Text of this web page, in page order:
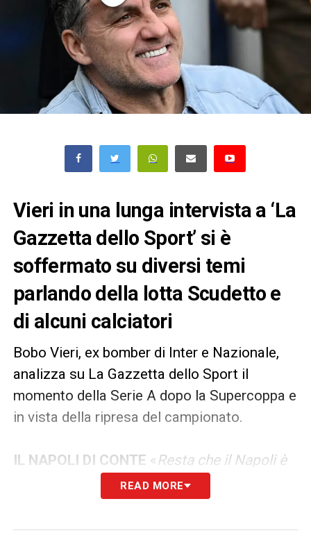
Vieri in una lunga intervista a ‘La
Gazzetta dello Sport’ si è
soffermato su diversi temi
parlando della lotta Scudetto e
di alcuni calciatori
Bobo Vieri, ex bomber di Inter e Nazionale,
analizza su La Gazzetta dello Sport il
momento della Serie A dopo la Supercoppa e
in vista della ripresa del campionato.
IL NAPOLI DI CONTE « Resta che il Napoli è
ancora… il Napoli. Quello tosto e forte di
Conte, che vuole il bis scudetto. Ha
READ MORE